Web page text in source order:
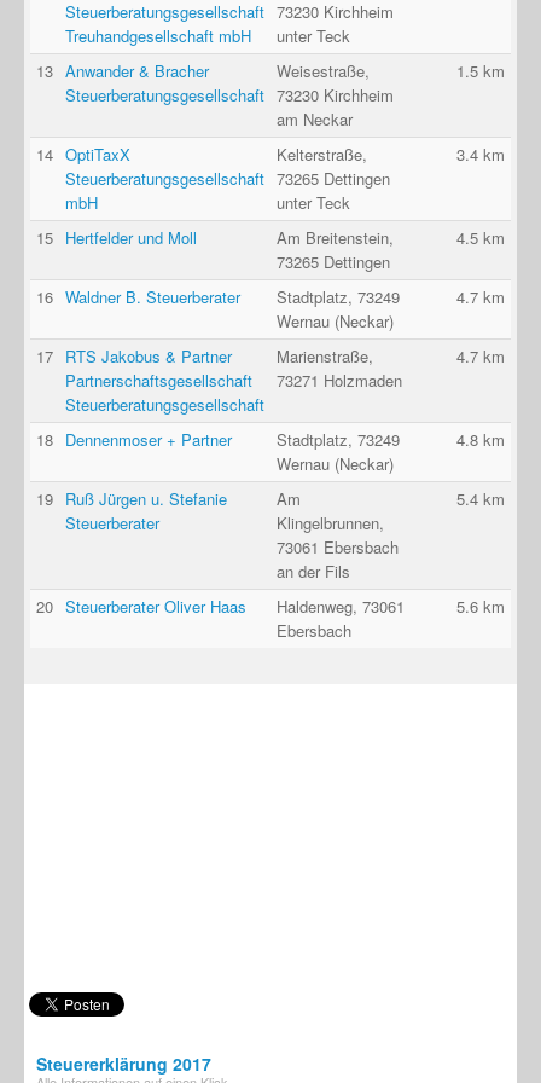
Steuerberatungsgesellschaft
Treuhandgesellschaft mbH
73230 Kirchheim
unter Teck
13 Anwander & Bracher
Steuerberatungsgesellschaft
Weisestraße,
73230 Kirchheim
am Neckar
1.5 km
14 OptiTaxX
Steuerberatungsgesellschaft
mbH
Kelterstraße,
73265 Dettingen
unter Teck
3.4 km
15 Hertfelder und Moll
Am Breitenstein,
73265 Dettingen
4.5 km
16 Waldner B. Steuerberater
Stadtplatz, 73249
Wernau (Neckar)
4.7 km
17 RTS Jakobus & Partner
Partnerschaftsgesellschaft
Steuerberatungsgesellschaft
Marienstraße,
73271 Holzmaden
4.7 km
18 Dennenmoser + Partner
Stadtplatz, 73249
Wernau (Neckar)
4.8 km
19 Ruß Jürgen u. Stefanie
Steuerberater
Am
Klingelbrunnen,
73061 Ebersbach
an der Fils
5.4 km
20 Steuerberater Oliver Haas
Haldenweg, 73061
Ebersbach
5.6 km
Steuererklärung 2017